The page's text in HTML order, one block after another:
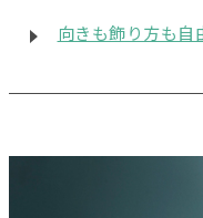
向きも飾り方も自